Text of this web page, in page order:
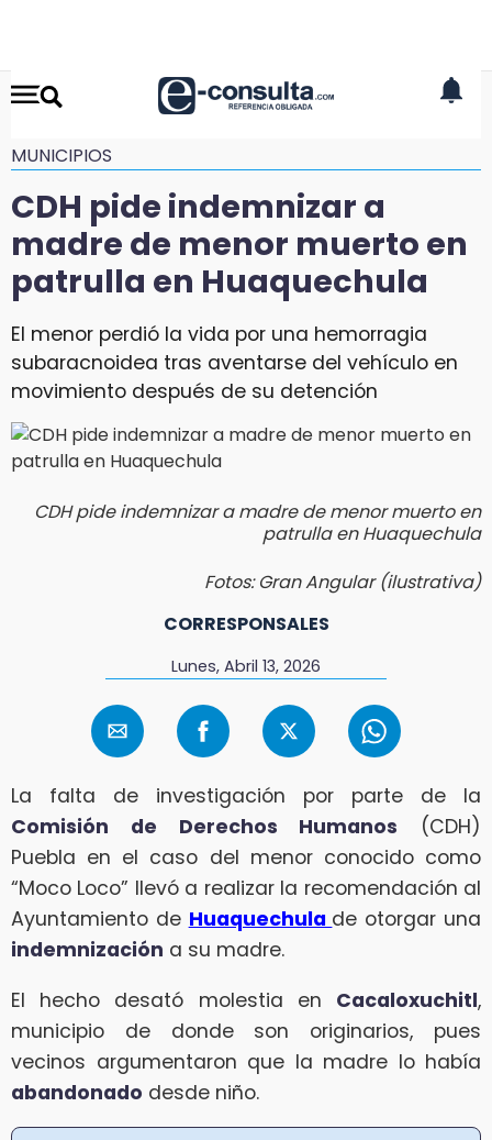
MUNICIPIOS
CDH pide indemnizar a
madre de menor muerto en
patrulla en Huaquechula
El menor perdió la vida por una hemorragia
subaracnoidea tras aventarse del vehículo en
movimiento después de su detención
CDH pide indemnizar a madre de menor muerto en
patrulla en Huaquechula
Fotos: Gran Angular (ilustrativa)
CORRESPONSALES
Lunes, Abril 13, 2026
La falta de investigación por parte de la
Comisión de Derechos Humanos (CDH)
Puebla en el caso del menor conocido como
“Moco Loco” llevó a realizar la recomendación al
Ayuntamiento de Huaquechula de otorgar una
indemnización a su madre.
El hecho desató molestia en Cacaloxuchitl,
municipio de donde son originarios, pues
vecinos argumentaron que la madre lo había
abandonado desde niño.